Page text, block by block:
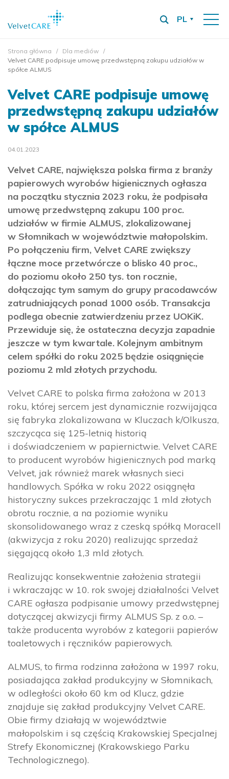
PL
Strona główna
Dla mediów
Velvet CARE podpisuje umowę przedwstępną zakupu udziałów w
spółce ALMUS
Velvet CARE podpisuje umowę
przedwstępną zakupu udziałów
w spółce ALMUS
04.01.2023
Velvet CARE, największa polska firma z branży
papierowych wyrobów higienicznych ogłasza
na początku stycznia 2023 roku, że podpisała
umowę przedwstępną zakupu 100 proc.
udziałów w firmie ALMUS, zlokalizowanej
w Słomnikach w województwie małopolskim.
Po połączeniu firm, Velvet CARE zwiększy
łączne moce przetwórcze o blisko 40 proc.,
do poziomu około 250 tys. ton rocznie,
dołączając tym samym do grupy pracodawców
zatrudniających ponad 1000 osób. Transakcja
podlega obecnie zatwierdzeniu przez UOKiK.
Przewiduje się, że ostateczna decyzja zapadnie
jeszcze w tym kwartale. Kolejnym ambitnym
celem spółki do roku 2025 będzie osiągnięcie
poziomu 2 mld złotych przychodu.
Velvet CARE to polska firma założona w 2013
roku, której sercem jest dynamicznie rozwijająca
się fabryka zlokalizowana w Kluczach k/Olkusza,
szczycąca się 125-letnią historią
i doświadczeniem w papiernictwie. Velvet CARE
to producent wyrobów higienicznych pod marką
Velvet, jak również marek własnych sieci
handlowych. Spółka w roku 2022 osiągnęła
historyczny sukces przekraczając 1 mld złotych
obrotu rocznie, a na poziomie wyniku
skonsolidowanego wraz z czeską spółką Moracell
(akwizycja z roku 2020) realizując sprzedaż
sięgającą około 1,3 mld złotych.
Realizując konsekwentnie założenia strategii
i wkraczając w 10. rok swojej działalności Velvet
CARE ogłasza podpisanie umowy przedwstępnej
dotyczącej akwizycji firmy ALMUS Sp. z o.o. –
także producenta wyrobów z kategorii papierów
toaletowych i ręczników papierowych.
ALMUS, to firma rodzinna założona w 1997 roku,
posiadająca zakład produkcyjny w Słomnikach,
w odległości około 60 km od Klucz, gdzie
znajduje się zakład produkcyjny Velvet CARE.
Obie firmy działają w województwie
małopolskim i są częścią Krakowskiej Specjalnej
Strefy Ekonomicznej (Krakowskiego Parku
Technologicznego).